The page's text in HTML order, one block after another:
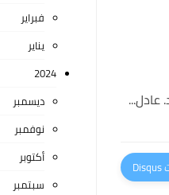
فبراير
يناير
2024
ديسمبر
نوفمبر
أكتوبر
سبتمبر